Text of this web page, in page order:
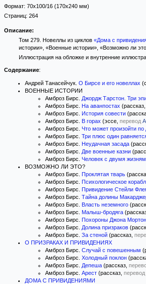
Формат: 70x100/16 (170x240 мм)
Страниц: 264
Описание:
Том 279. Новеллы из циклов «Дома с
истории», «Военные истории», «Возможно ли
Иллюстрация на обложке и внутренние
Содержание:
Андрей Танасейчук. О Бирсе и его новеллах
ВОЕННЫЕ ИСТОРИИ
Амброз Бирс. Джордж Тарстон. Три
Амброз Бирс. На аванпостах (рассказ,
Амброз Бирс. История совести
Амброз Бирс. В горах (эссе, перевод
Амброз Бирс. Что может произойти по
Амброз Бирс. Три плюс один
Амброз Бирс. Неудачная засада
Амброз Бирс. Две военные казни
Амброз Бирс. Человек с двумя
ВОЗМОЖНО ЛИ ЭТО?
Амброз Бирс. Проклятая тварь
Амброз Бирс. Психологическое
Амброз Бирс. Привидение Стейли
Амброз Бирс. Тайна долины
Амброз Бирс. Власть неземного
Амброз Бирс. Малыш-бродяга
Амброз Бирс. Похороны Джона
Амброз Бирс. Долина призраков
Амброз Бирс. За стеной (рассказ,
О ПРИЗРАКАХ И ПРИВИДЕНИЯХ
Амброз Бирс. Случай с повешенным
Амброз Бирс. Холодный поклон
Амброз Бирс. Депеша (рассказ,
Амброз Бирс. Арест (рассказ, перевод
ДОМА С ПРИВИДЕНИЯМИ